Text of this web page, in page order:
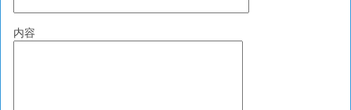
内容